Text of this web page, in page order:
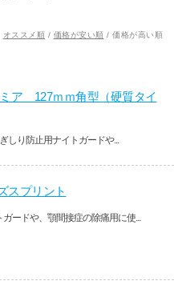
オススメ順 / 価格が安い順 / 価格が高い順
ア 127ｍｍ角型（硬質タイ
しり防止用ナイトガードや...
スプリント
ードや、顎間接症の除痛用に使...